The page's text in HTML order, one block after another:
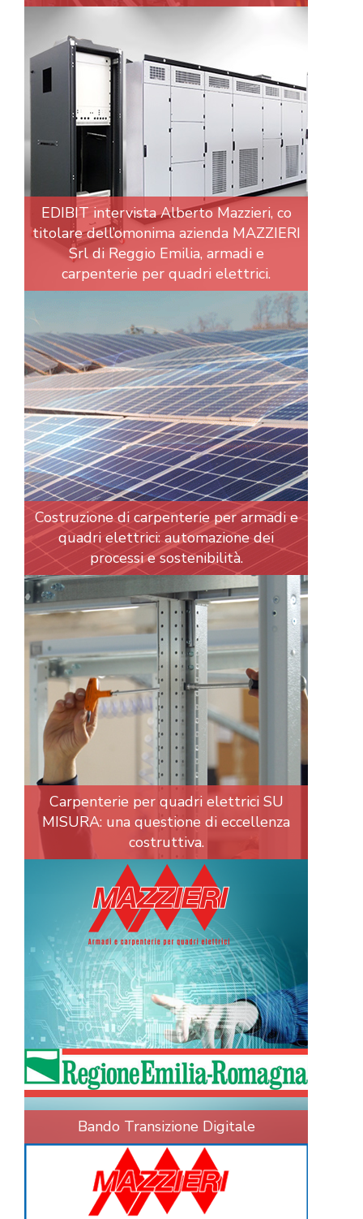
EDIBIT intervista Alberto Mazzieri, co
titolare dell’omonima azienda MAZZIERI
Srl di Reggio Emilia, armadi e
carpenterie per quadri elettrici.
Costruzione di carpenterie per armadi e
quadri elettrici: automazione dei
processi e sostenibilità.
Carpenterie per quadri elettrici SU
MISURA: una questione di eccellenza
costruttiva.
Bando Transizione Digitale